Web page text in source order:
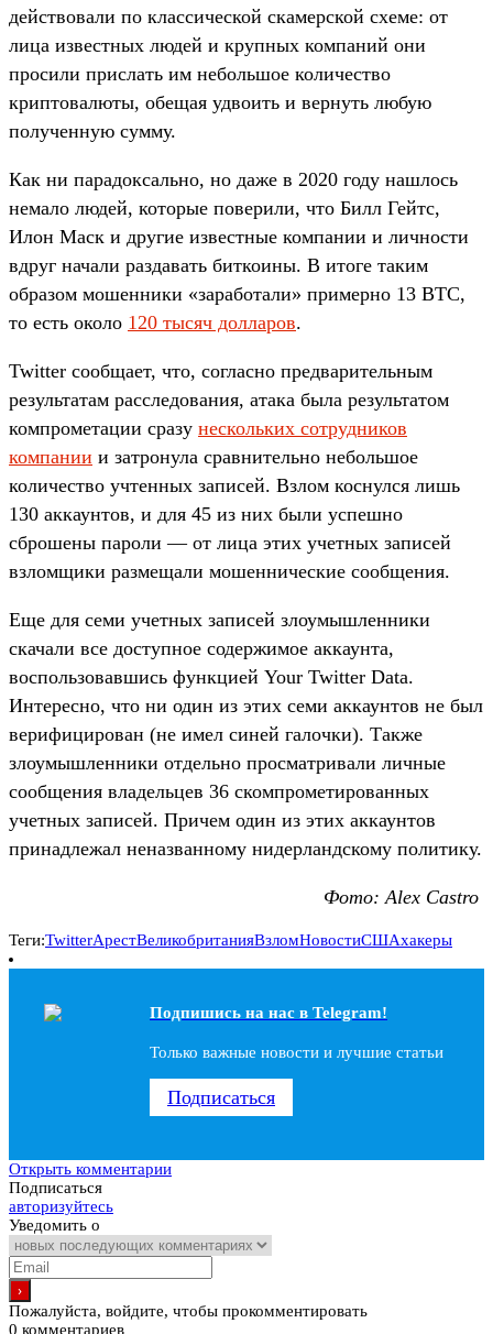
действовали по классической скамерской схеме: от
лица известных людей и крупных компаний они
просили прислать им небольшое количество
криптовалюты, обещая удвоить и вернуть любую
полученную сумму.
Как ни парадоксально, но даже в 2020 году нашлось
немало людей, которые поверили, что Билл Гейтс,
Илон Маск и другие известные компании и личности
вдруг начали раздавать биткоины. В итоге таким
образом мошенники «заработали» примерно 13 BTC,
то есть около 120 тысяч долларов.
Twitter сообщает, что, согласно предварительным
результатам расследования, атака была результатом
компрометации сразу нескольких сотрудников
компании и затронула сравнительно небольшое
количество учтенных записей. Взлом коснулся лишь
130 аккаунтов, и для 45 из них были успешно
сброшены пароли — от лица этих учетных записей
взломщики размещали мошеннические сообщения.
Еще для семи учетных записей злоумышленники
скачали все доступное содержимое аккаунта,
воспользовавшись функцией Your Twitter Data.
Интересно, что ни один из этих семи аккаунтов не был
верифицирован (не имел синей галочки). Также
злоумышленники отдельно просматривали личные
сообщения владельцев 36 скомпрометированных
учетных записей. Причем один из этих аккаунтов
принадлежал неназванному нидерландскому политику.
Фото: Alex Castro
Теги:TwitterАрестВеликобританияВзломНовостиСШАхакеры
Подпишись на наc в Telegram!
Только важные новости и лучшие статьи
Подписаться
Открыть комментарии
Подписаться
авторизуйтесь
Уведомить о
Пожалуйста, войдите, чтобы прокомментировать
0 комментариев